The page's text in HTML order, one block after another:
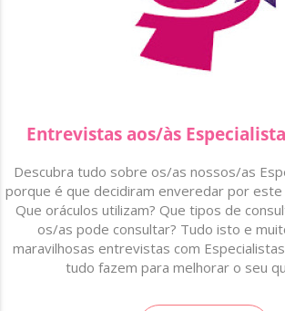
Entrevistas aos/às
Descubra tudo sobre os/as nossos/as
porque é que decidiram enveredar por este
Que oráculos utilizam? Que tipos de
os/as pode consultar? Tudo isto e
maravilhosas entrevistas com
tudo fazem para melhorar o seu